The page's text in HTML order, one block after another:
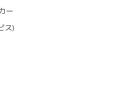
ー
ス)